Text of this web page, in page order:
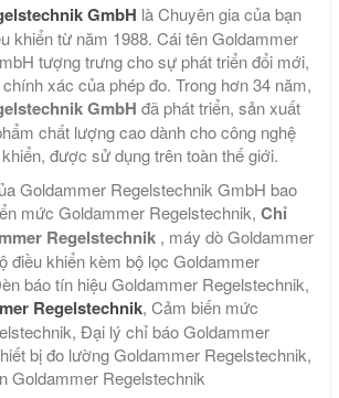
GmbH là Chuyên gia của bạn
khiển từ năm 1988. Cái tên Goldammer
tượng trưng cho sự phát triển đổi mới,
xác của phép đo. Trong hơn 34 năm,
GmbH đã phát triển, sản xuất
chất lượng cao dành cho công nghệ
được sử dụng trên toàn thế giới.
Goldammer Regelstechnik GmbH bao
mức Goldammer Regelstechnik, Chỉ
Regelstechnik , máy dò Goldammer
điều khiển kèm bộ lọc Goldammer
báo tín hiệu Goldammer Regelstechnik,
Regelstechnik, Cảm biến mức
Đại lý chỉ báo Goldammer
bị đo lường Goldammer Regelstechnik,
Goldammer Regelstechnik